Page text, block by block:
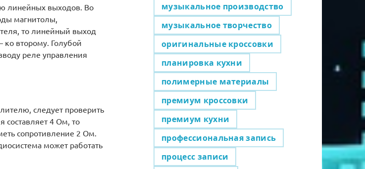
линейных выходов. Во
магнитолы,
то линейный выход
ко второму. Голубой
реле управления
следует проверить
составляет 4 Ом, то
сопротивление 2 Ом.
может работать
музыкальное производство
музыкальное творчество
оригинальные кроссовки
планировка кухни
полимерные материалы
премиум кроссовки
премиум кухни
профессиональная запись
процесс записи